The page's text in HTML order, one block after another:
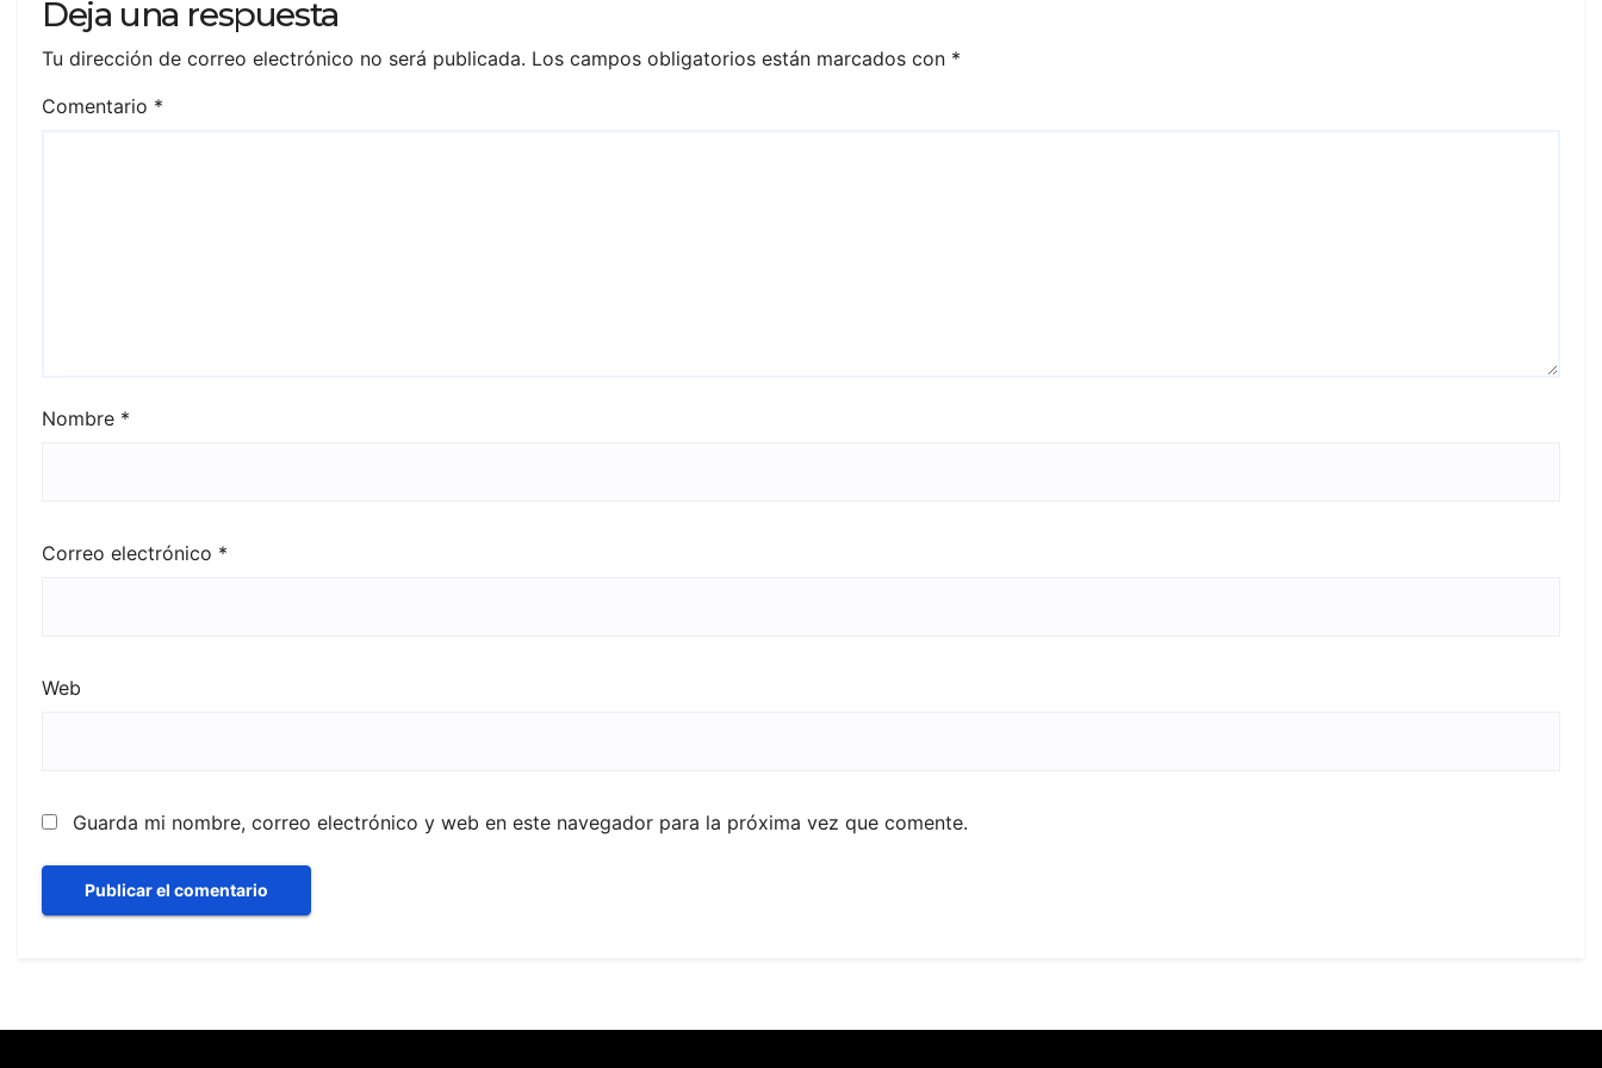
Deja una respuesta
Tu dirección de correo electrónico no será publicada. Los campos obligatorios están marcados con *
Comentario *
Nombre *
Correo electrónico *
Web
Guarda mi nombre, correo electrónico y web en este navegador para la próxima vez que comente.